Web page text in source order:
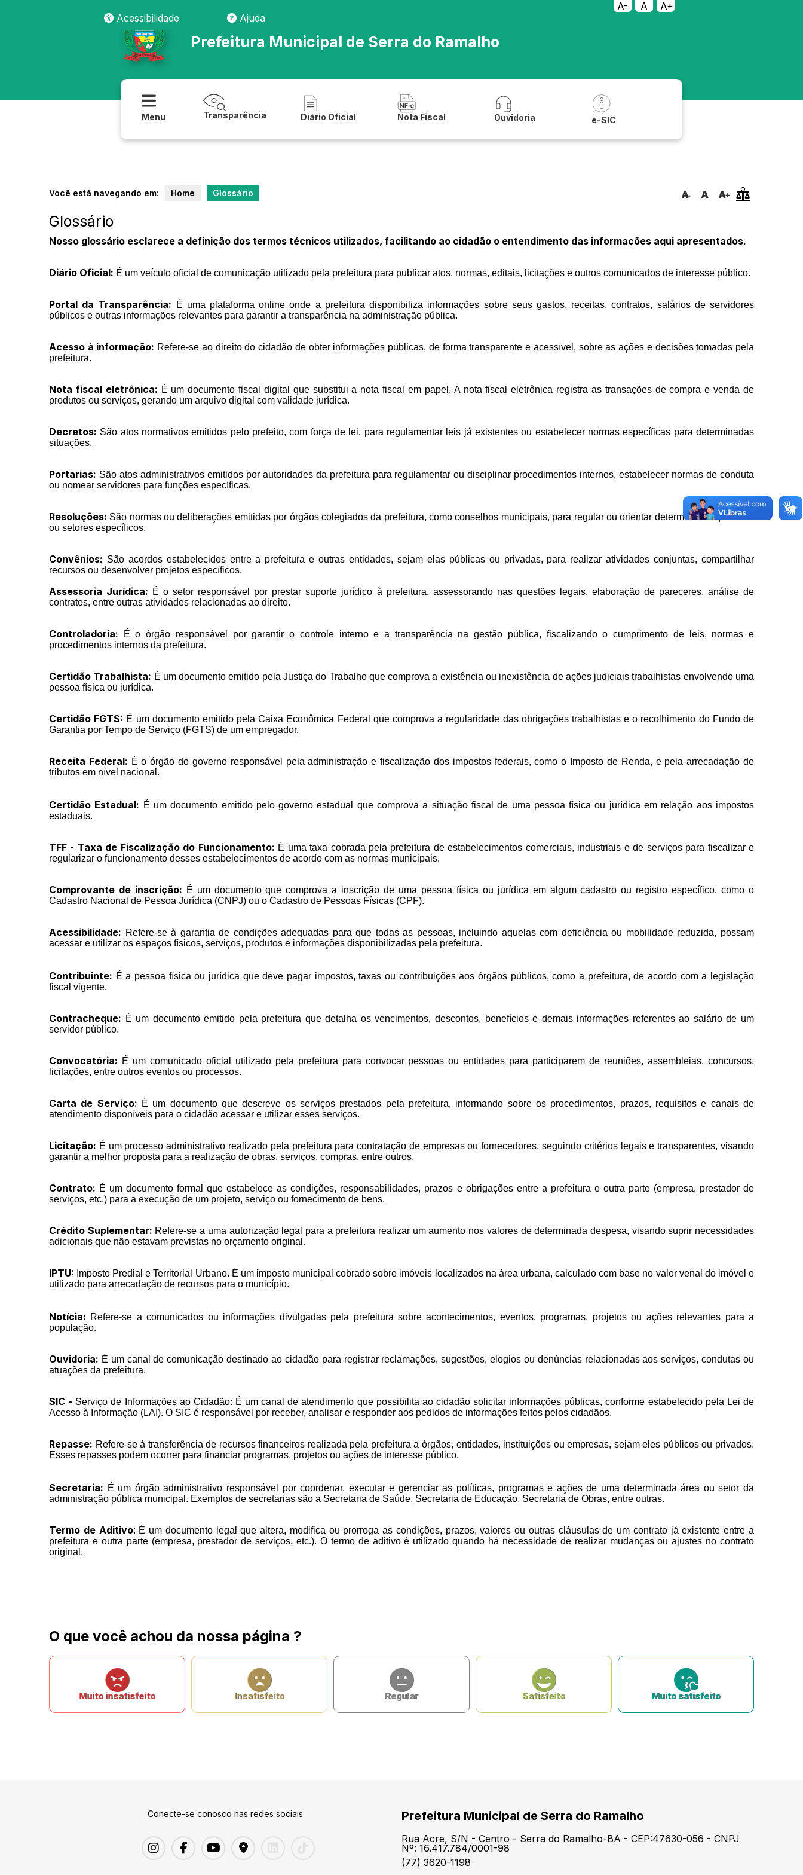
A- A
A+
Acessibilidade
Ajuda
Prefeitura Municipal de Serra do Ramalho
Menu Transparência Diário Oficial Nota Fiscal Ouvidoria e-SIC
Você está navegando em: Home Glossário
Glossário
Nosso glossário esclarece a definição dos termos técnicos utilizados, facilitando ao cidadão o entendimento das informações aqui apresentados.
Diário Oficial: É um veículo oficial de comunicação utilizado pela prefeitura para publicar atos, normas, editais, licitações e outros comunicados de interesse público.
Portal da Transparência: É uma plataforma online onde a prefeitura disponibiliza informações sobre seus gastos, receitas, contratos, salários de servidores
públicos e outras informações relevantes para garantir a transparência na administração pública.
Acesso à informação: Refere-se ao direito do cidadão de obter informações públicas, de forma transparente e acessível, sobre as ações e decisões tomadas pela
prefeitura.
Nota fiscal eletrônica: É um documento fiscal digital que substitui a nota fiscal em papel. A nota fiscal eletrônica registra as transações de compra e venda de
produtos ou serviços, gerando um arquivo digital com validade jurídica.
Decretos: São atos normativos emitidos pelo prefeito, com força de lei, para regulamentar leis já existentes ou estabelecer normas específicas para determinadas
situações.
Portarias: São atos administrativos emitidos por autoridades da prefeitura para regulamentar ou disciplinar procedimentos internos, estabelecer normas de conduta
ou nomear servidores para funções específicas.
Resoluções: São normas ou deliberações emitidas por órgãos colegiados da prefeitura, como conselhos municipais, para regular ou orientar determinadas questões
ou setores específicos.
Convênios: São acordos estabelecidos entre a prefeitura e outras entidades, sejam elas públicas ou privadas, para realizar atividades conjuntas, compartilhar
recursos ou desenvolver projetos específicos.
Assessoria Jurídica: É o setor responsável por prestar suporte jurídico à prefeitura, assessorando nas questões legais, elaboração de pareceres, análise de
contratos, entre outras atividades relacionadas ao direito.
Controladoria: É o órgão responsável por garantir o controle interno e a transparência na gestão pública, fiscalizando o cumprimento de leis, normas e
procedimentos internos da prefeitura.
Certidão Trabalhista: É um documento emitido pela Justiça do Trabalho que comprova a existência ou inexistência de ações judiciais trabalhistas envolvendo uma
pessoa física ou jurídica.
Certidão FGTS: É um documento emitido pela Caixa Econômica Federal que comprova a regularidade das obrigações trabalhistas e o recolhimento do Fundo de
Garantia por Tempo de Serviço (FGTS) de um empregador.
Receita Federal: É o órgão do governo responsável pela administração e fiscalização dos impostos federais, como o Imposto de Renda, e pela arrecadação de
tributos em nível nacional.
Certidão Estadual: É um documento emitido pelo governo estadual que comprova a situação fiscal de uma pessoa física ou jurídica em relação aos impostos
estaduais.
TFF - Taxa de Fiscalização do Funcionamento: É uma taxa cobrada pela prefeitura de estabelecimentos comerciais, industriais e de serviços para fiscalizar e
regularizar o funcionamento desses estabelecimentos de acordo com as normas municipais.
Comprovante de inscrição: É um documento que comprova a inscrição de uma pessoa física ou jurídica em algum cadastro ou registro específico, como o
Cadastro Nacional de Pessoa Jurídica (CNPJ) ou o Cadastro de Pessoas Físicas (CPF).
Acessibilidade: Refere-se à garantia de condições adequadas para que todas as pessoas, incluindo aquelas com deficiência ou mobilidade reduzida, possam
acessar e utilizar os espaços físicos, serviços, produtos e informações disponibilizadas pela prefeitura.
Contribuinte: É a pessoa física ou jurídica que deve pagar impostos, taxas ou contribuições aos órgãos públicos, como a prefeitura, de acordo com a legislação
fiscal vigente.
Contracheque: É um documento emitido pela prefeitura que detalha os vencimentos, descontos, benefícios e demais informações referentes ao salário de um
servidor público.
Convocatória: É um comunicado oficial utilizado pela prefeitura para convocar pessoas ou entidades para participarem de reuniões, assembleias, concursos,
licitações, entre outros eventos ou processos.
Carta de Serviço: É um documento que descreve os serviços prestados pela prefeitura, informando sobre os procedimentos, prazos, requisitos e canais de
atendimento disponíveis para o cidadão acessar e utilizar esses serviços.
Licitação: É um processo administrativo realizado pela prefeitura para contratação de empresas ou fornecedores, seguindo critérios legais e transparentes, visando
garantir a melhor proposta para a realização de obras, serviços, compras, entre outros.
Contrato: É um documento formal que estabelece as condições, responsabilidades, prazos e obrigações entre a prefeitura e outra parte (empresa, prestador de
serviços, etc.) para a execução de um projeto, serviço ou fornecimento de bens.
Crédito Suplementar: Refere-se a uma autorização legal para a prefeitura realizar um aumento nos valores de determinada despesa, visando suprir necessidades
adicionais que não estavam previstas no orçamento original.
IPTU: Imposto Predial e Territorial Urbano. É um imposto municipal cobrado sobre imóveis localizados na área urbana, calculado com base no valor venal do imóvel e
utilizado para arrecadação de recursos para o município.
Notícia: Refere-se a comunicados ou informações divulgadas pela prefeitura sobre acontecimentos, eventos, programas, projetos ou ações relevantes para a
população.
Ouvidoria: É um canal de comunicação destinado ao cidadão para registrar reclamações, sugestões, elogios ou denúncias relacionadas aos serviços, condutas ou
atuações da prefeitura.
SIC - Serviço de Informações ao Cidadão: É um canal de atendimento que possibilita ao cidadão solicitar informações públicas, conforme estabelecido pela Lei de
Acesso à Informação (LAI). O SIC é responsável por receber, analisar e responder aos pedidos de informações feitos pelos cidadãos.
Repasse: Refere-se à transferência de recursos financeiros realizada pela prefeitura a órgãos, entidades, instituições ou empresas, sejam eles públicos ou privados.
Esses repasses podem ocorrer para financiar programas, projetos ou ações de interesse público.
Secretaria: É um órgão administrativo responsável por coordenar, executar e gerenciar as políticas, programas e ações de uma determinada área ou setor da
administração pública municipal. Exemplos de secretarias são a Secretaria de Saúde, Secretaria de Educação, Secretaria de Obras, entre outras.
Termo de Aditivo: É um documento legal que altera, modifica ou prorroga as condições, prazos, valores ou outras cláusulas de um contrato já existente entre a
prefeitura e outra parte (empresa, prestador de serviços, etc.). O termo de aditivo é utilizado quando há necessidade de realizar mudanças ou ajustes no contrato
original.
O que você achou da nossa página ?
Muito insatisfeito Insatisfeito Regular Satisfeito Muito satisfeito
Conecte-se conosco nas redes sociais Prefeitura Municipal de Serra do Ramalho
Rua Acre, S/N - Centro - Serra do Ramalho-BA - CEP:47630-056 - CNPJ
Nº: 16.417.784/0001-98
(77) 3620-1198